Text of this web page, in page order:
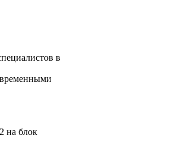
в
на блок